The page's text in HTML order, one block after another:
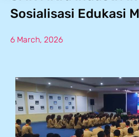
Sosialisasi Edukasi
6 March, 2026